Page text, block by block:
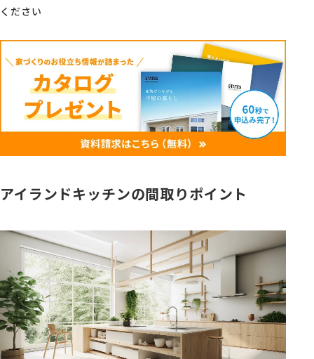
ください
アイランドキッチンの間取りポイント